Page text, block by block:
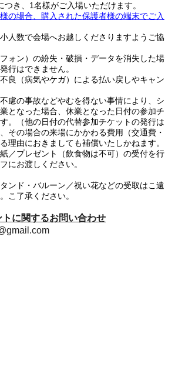
き、1名様がご入場いただけます。
の場合、購入された保護者様の端末でご入
人数で会場へお越しくださりますようご協
ォン）の紛失・破損・データを消失した場
行はできません。
良（病気やケガ）による払い戻しやキャン
慮の事故などやむを得ない事情により、シ
となった場合、休業となった日付の参加チ
。（他の日付の代替参加チケットの発行は
その場合の来場にかかわる費用（交通費・
理由におきましても補償いたしかねます。
／プレゼント（飲食物は不可）の受付を行
にお渡しください。
ンド・バルーン／祝い花などの受取はこ遠
こ了承ください。
に関するお問い合わせ